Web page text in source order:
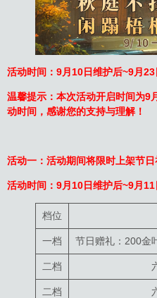
活动时间：9月10日维护后~9月
温馨提示：本次活动开启时间为9
动时间，感谢您的支持与理解！
活动一：活动期间将限时上架节日
活动时间：9月10日维护后~9月
档位
一档 节日赠礼：200金
二档
二档
论坛